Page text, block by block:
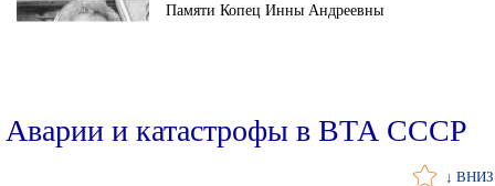
Памяти Копец Инны Андреевны
Аварии и катастрофы в ВТА СССР
↓ ВНИЗ